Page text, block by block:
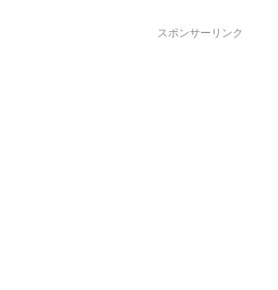
スポンサーリンク